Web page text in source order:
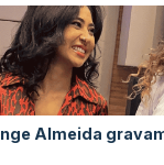
Almeida